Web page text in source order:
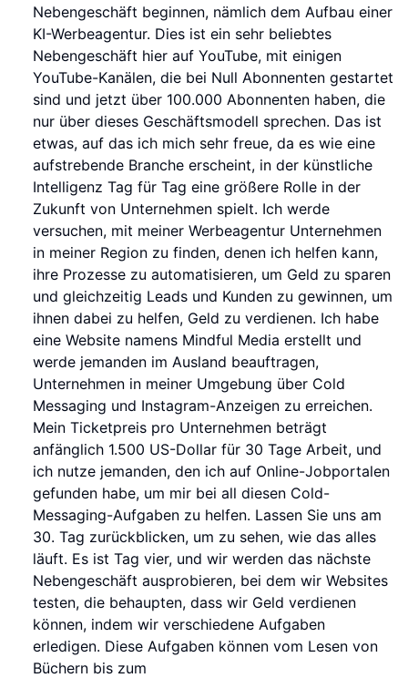
Nebengeschäft beginnen, nämlich dem Aufbau einer
KI-Werbeagentur. Dies ist ein sehr beliebtes
Nebengeschäft hier auf YouTube, mit einigen
YouTube-Kanälen, die bei Null Abonnenten gestartet
sind und jetzt über 100.000 Abonnenten haben, die
nur über dieses Geschäftsmodell sprechen. Das ist
etwas, auf das ich mich sehr freue, da es wie eine
aufstrebende Branche erscheint, in der künstliche
Intelligenz Tag für Tag eine größere Rolle in der
Zukunft von Unternehmen spielt. Ich werde
versuchen, mit meiner Werbeagentur Unternehmen
in meiner Region zu finden, denen ich helfen kann,
ihre Prozesse zu automatisieren, um Geld zu sparen
und gleichzeitig Leads und Kunden zu gewinnen, um
ihnen dabei zu helfen, Geld zu verdienen. Ich habe
eine Website namens Mindful Media erstellt und
werde jemanden im Ausland beauftragen,
Unternehmen in meiner Umgebung über Cold
Messaging und Instagram-Anzeigen zu erreichen.
Mein Ticketpreis pro Unternehmen beträgt
anfänglich 1.500 US-Dollar für 30 Tage Arbeit, und
ich nutze jemanden, den ich auf Online-Jobportalen
gefunden habe, um mir bei all diesen Cold-
Messaging-Aufgaben zu helfen. Lassen Sie uns am
30. Tag zurückblicken, um zu sehen, wie das alles
läuft. Es ist Tag vier, und wir werden das nächste
Nebengeschäft ausprobieren, bei dem wir Websites
testen, die behaupten, dass wir Geld verdienen
können, indem wir verschiedene Aufgaben
erledigen. Diese Aufgaben können vom Lesen von
Büchern bis zum